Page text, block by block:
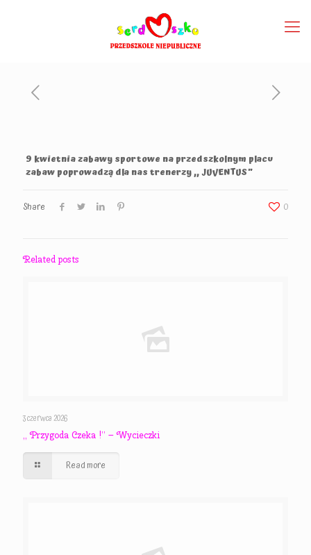
9 kwietnia zabawy sportowe na przedszkolnym placu
zabaw poprowadzą dla nas trenerzy ,, JUVENTUS”
Share 0
Related posts
3 czerwca 2026
,, Przygoda Czeka !” – Wycieczki
Read more